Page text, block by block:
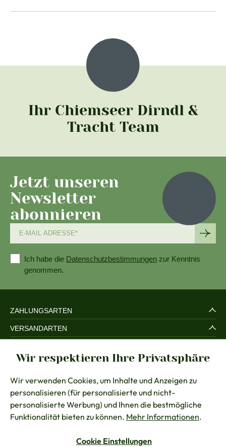
Ihr Chiemseer Dirndl &
Tracht Team
Jetzt unseren
Newsletter
abonnieren
Ich habe die Datenschutzbestimmungen zur Kenntnis
genommen.
ZAHLUNGSARTEN
VERSANDARTEN
RECHTLICHES
BERATUNG
KONTAKT
Vertrag widerrufen
Wir respektieren Ihre Privatsphäre
Wir verwenden Cookies, um Inhalte und Anzeigen zu
personalisieren (für personalisierte und nicht-
personalisierte Werbung) und Ihnen die bestmögliche
Funktionalität bieten zu können. Mehr Informationen.
Cookie Einstellungen